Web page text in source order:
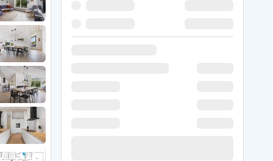
Fjord
Klit
Strand
Husby